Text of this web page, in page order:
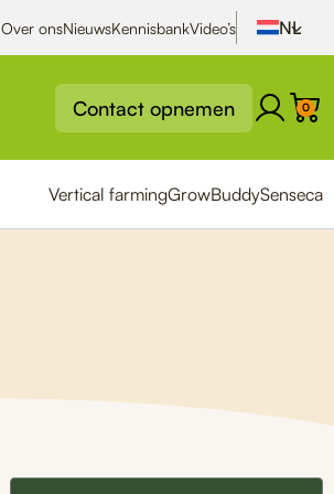
Over onsNieuwsKennisbankVideo’s
Contact opnemen 0
Vertical farmingGrowBuddySenseca